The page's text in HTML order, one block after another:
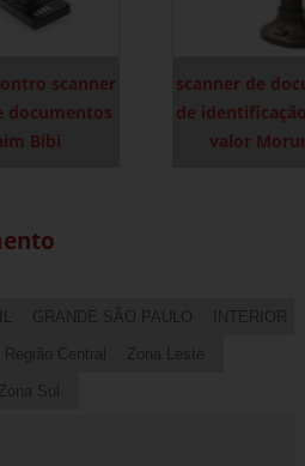
scanner
documentos
Bibi
scanner de
de
valor
GRANDE SÃO PAULO INTERIOR
Região Central Zona Leste
Zona Sul